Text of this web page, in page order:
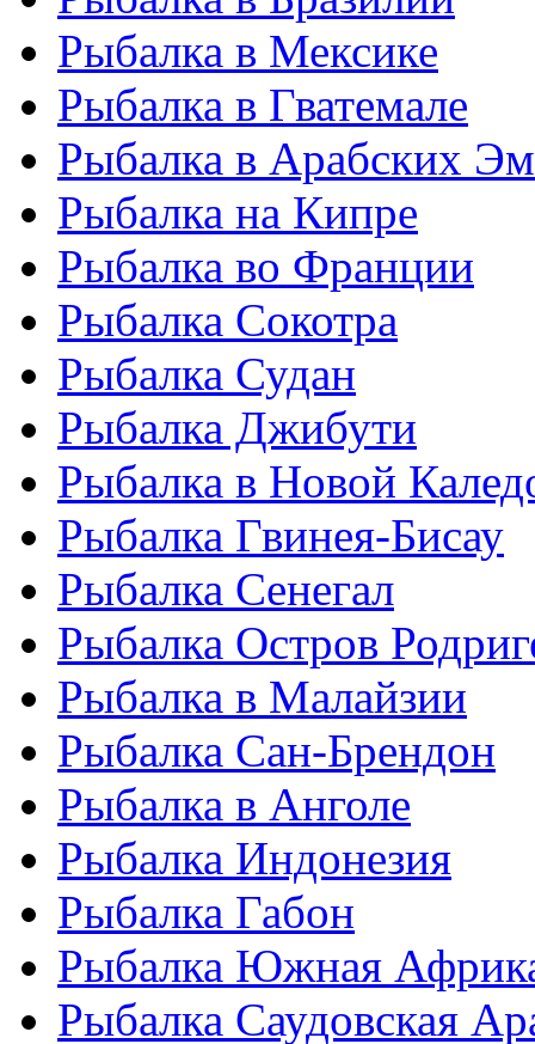
Рыбалка в Мексике
Рыбалка в Гватемале
Рыбалка в Арабских
Рыбалка на Кипре
Рыбалка во Франции
Рыбалка Сокотра
Рыбалка Судан
Рыбалка Джибути
Рыбалка в Новой
Рыбалка Гвинея-Бисау
Рыбалка Сенегал
Рыбалка Остров
Рыбалка в Малайзии
Рыбалка Сан-Брендон
Рыбалка в Анголе
Рыбалка Индонезия
Рыбалка Габон
Рыбалка Южная
Рыбалка Саудовская